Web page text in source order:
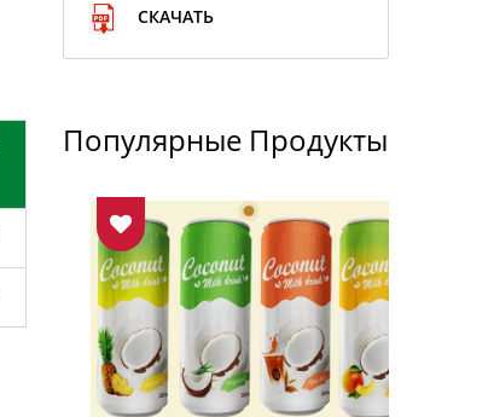
СКАЧАТЬ
Популярные Продукты